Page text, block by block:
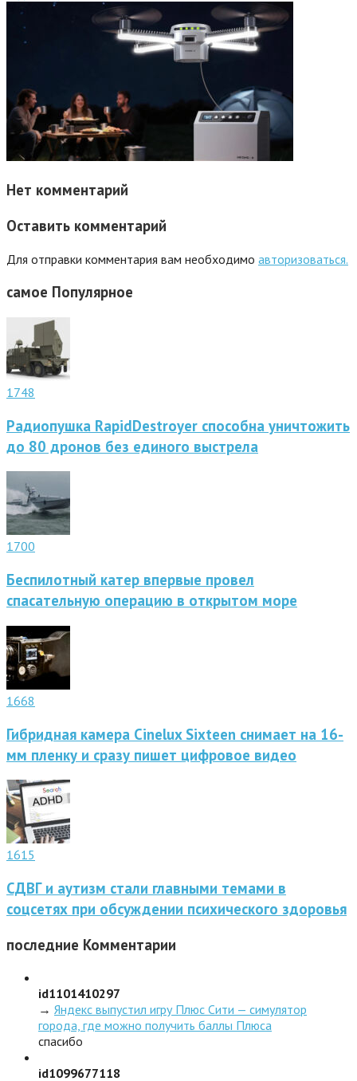
Нет комментарий
Оставить комментарий
Для отправки комментария вам необходимо авторизоваться.
самое Популярное
1748
Радиопушка RapidDestroyer способна уничтожить
до 80 дронов без единого выстрела
1700
Беспилотный катер впервые провел
спасательную операцию в открытом море
1668
Гибридная камера Cinelux Sixteen снимает на 16-
мм пленку и сразу пишет цифровое видео
1615
СДВГ и аутизм стали главными темами в
соцсетях при обсуждении психического здоровья
последние Комментарии
id1101410297
→ Яндекс выпустил игру Плюс Сити — симулятор
города, где можно получить баллы Плюса
спасибо
id1099677118